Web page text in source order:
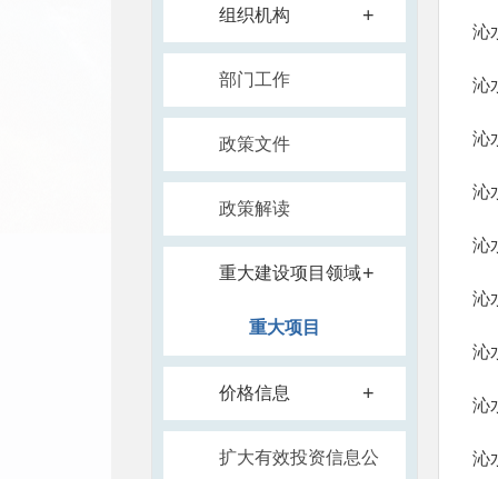
组织机构 +
部门工作
政策文件
政策解读
重大建设项目领域+
重大项目
价格信息 +
扩大有效投资信息公
沁
沁
沁
沁
沁
沁
沁
沁
沁